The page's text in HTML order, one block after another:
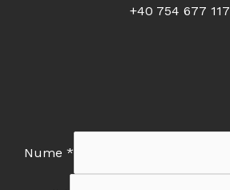
+40 754 677 117
Nume *